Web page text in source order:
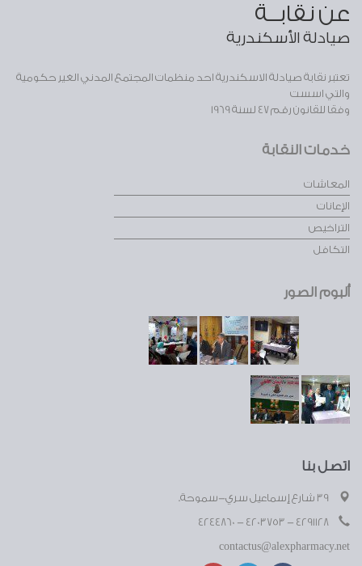
عن نقابــة
صيادلة الأسكندرية
تعتبر نقابة صيادلة الاسكندرية احد منظمات المجتمع المدني الغير حكومية
والتي اسست
وفقا للقانون رقم 47 لسنة 1969
خدمات النقابة
المعاشات
الإعانات
التراخيص
التكافل
ألبوم الصور
اتصل بنا
contactus@alexpharmacy.net